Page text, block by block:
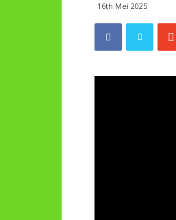
16th Mei 2025